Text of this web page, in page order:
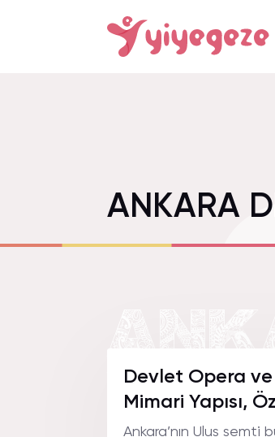
ANKARA
VE
Devlet Opera ve
Mimari Yapısı,
Ankara’nın Ulus